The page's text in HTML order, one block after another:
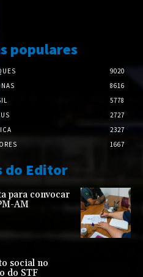
populares
9020
8616
5778
2727
2327
1667
do Editor
para convocar
AM
social no
do STF